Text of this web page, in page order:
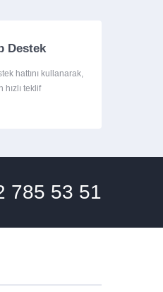
Destek
hattını kullanarak,
hızlı teklif
785 53 51